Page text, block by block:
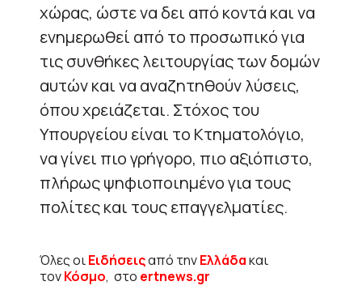
χώρας, ώστε να δει από κοντά και να
ενημερωθεί από το προσωπικό για
τις συνθήκες λειτουργίας των δομών
αυτών και να αναζητηθούν λύσεις,
όπου χρειάζεται. Στόχος του
Υπουργείου είναι το Κτηματολόγιο,
να γίνει πιο γρήγορο, πιο αξιόπιστο,
πλήρως ψηφιοποιημένο για τους
πολίτες και τους επαγγελματίες.
Όλες οιΕιδήσειςαπό τηνΕλλάδακαι
τονΚόσμο, στο ertnews.gr